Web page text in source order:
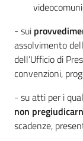
- sui
assolvimento
dell’Ufficio di
convenzioni,
- su atti per i
non
scadenze,